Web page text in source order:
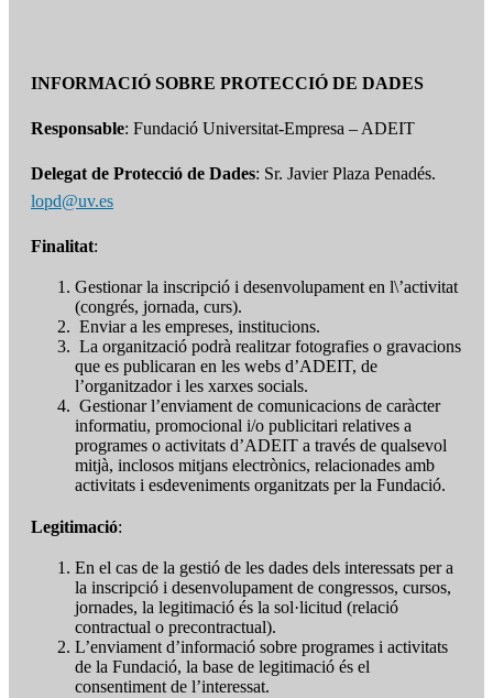
INFORMACIÓ SOBRE PROTECCIÓ DE DADES
Responsable: Fundació Universitat-Empresa – ADEIT
Delegat de Protecció de Dades: Sr. Javier Plaza Penadés.
lopd@uv.es
Finalitat:
Gestionar la inscripció i desenvolupament en l\’activitat
(congrés, jornada, curs).
Enviar a les empreses, institucions.
La organització podrà realitzar fotografies o gravacions
que es publicaran en les webs d’ADEIT, de
l’organitzador i les xarxes socials.
Gestionar l’enviament de comunicacions de caràcter
informatiu, promocional i/o publicitari relatives a
programes o activitats d’ADEIT a través de qualsevol
mitjà, inclosos mitjans electrònics, relacionades amb
activitats i esdeveniments organitzats per la Fundació.
Legitimació:
En el cas de la gestió de les dades dels interessats per a
la inscripció i desenvolupament de congressos, cursos,
jornades, la legitimació és la sol·licitud (relació
contractual o precontractual).
L’enviament d’informació sobre programes i activitats
de la Fundació, la base de legitimació és el
consentiment de l’interessat.